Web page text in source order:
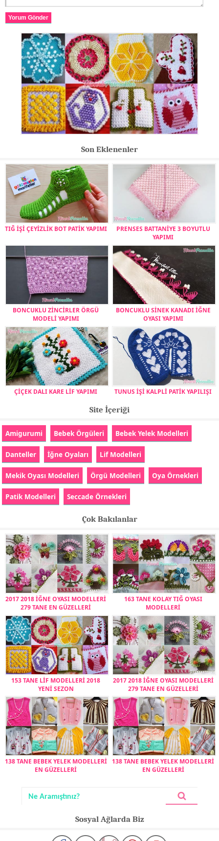
Yorum Gönder
Son Eklenenler
TIĞ İŞİ ÇEYİZLİK BOT PATİK YAPIMI
PRENSES BATTANİYE 3 BOYUTLU
YAPIMI
BONCUKLU ZİNCİRLER ÖRGÜ
MODELİ YAPIMI
BONCUKLU SİNEK KANADI İĞNE
OYASI YAPIMI
ÇİÇEK DALI KARE LİF YAPIMI TUNUS İŞİ KALPLİ PATİK YAPILIŞI
Site İçeriği
Amigurumi Bebek Örgüleri Bebek Yelek Modelleri
Danteller İğne Oyaları Lif Modelleri
Mekik Oyası Modelleri Örgü Modelleri Oya Örnekleri
Patik Modelleri Seccade Örnekleri
Çok Bakılanlar
2017 2018 İĞNE OYASI MODELLERİ
279 TANE EN GÜZELLERİ
163 TANE KOLAY TIĞ OYASI
MODELLERİ
153 TANE LİF MODELLERİ 2018
YENİ SEZON
2017 2018 İĞNE OYASI MODELLERİ
279 TANE EN GÜZELLERİ
138 TANE BEBEK YELEK MODELLERİ
EN GÜZELLERİ
138 TANE BEBEK YELEK MODELLERİ
EN GÜZELLERİ
Sosyal Ağlarda Biz